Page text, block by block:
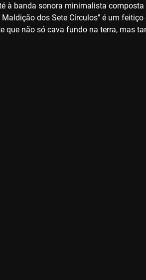
à banda sonora minimalista
Maldição dos Sete Círculos" é um
que não só cava fundo na terra, mas